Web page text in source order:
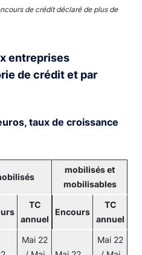
de crédit déclaré de plus de
entreprises
de crédit et par
taux de croissance
mobilisés et
mobilisables
TC
annuel
Encours
TC
annuel
Mai 22
Mai 22